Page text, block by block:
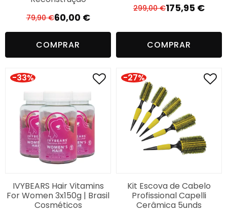
79,90€ O
preço
original
era:
60,00 €
O
preço
atual
é:
COMPRAR
299,00€ O
era:
175,95 €
O
é:
COMPRAR
-33%
IVYBEARS Hair Vitamins
For Women 3x150g | Brasil
Cosméticos
-27%
Kit Escova de Cabelo
Profissional Capelli
Cerâmica 5unds